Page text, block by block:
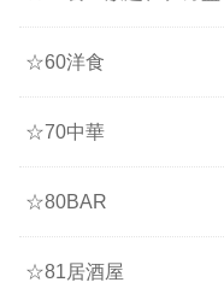
☆60洋食
☆70中華
☆80BAR
☆81居酒屋